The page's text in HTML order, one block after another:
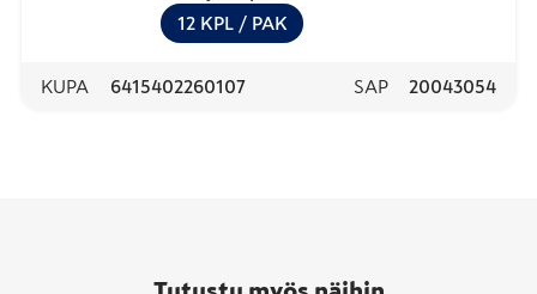
12 KPL / PAK
KUPA 6415402260107 SAP 20043054